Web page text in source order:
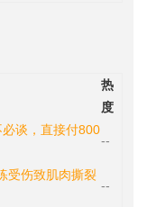
热
度
谈，直接付800
--
受伤致肌肉撕裂
--